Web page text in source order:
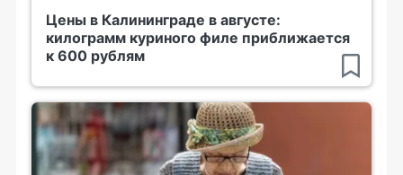
Цены в Калининграде в августе:
килограмм куриного филе приближается
к 600 рублям